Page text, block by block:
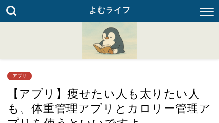
よむライフ
アプリ
【アプリ】痩せたい人も太りたい人
も、体重管理アプリとカロリー管理ア